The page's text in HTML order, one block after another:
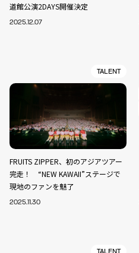
道館公演2DAYS開催決定
2025.12.07
TALENT
FRUITS ZIPPER、初のアジアツアー
完走！ “NEW KAWAII”ステージで
現地のファンを魅了
2025.11.30